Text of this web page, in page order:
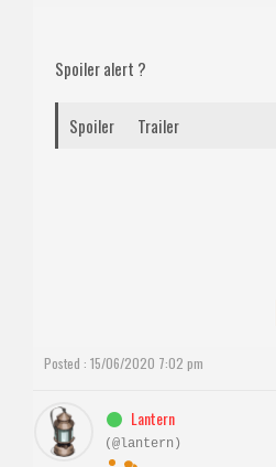
Spoiler alert ?
Spoiler Trailer
Posted : 15/06/2020 7:02 pm
Lantern
(@lantern)